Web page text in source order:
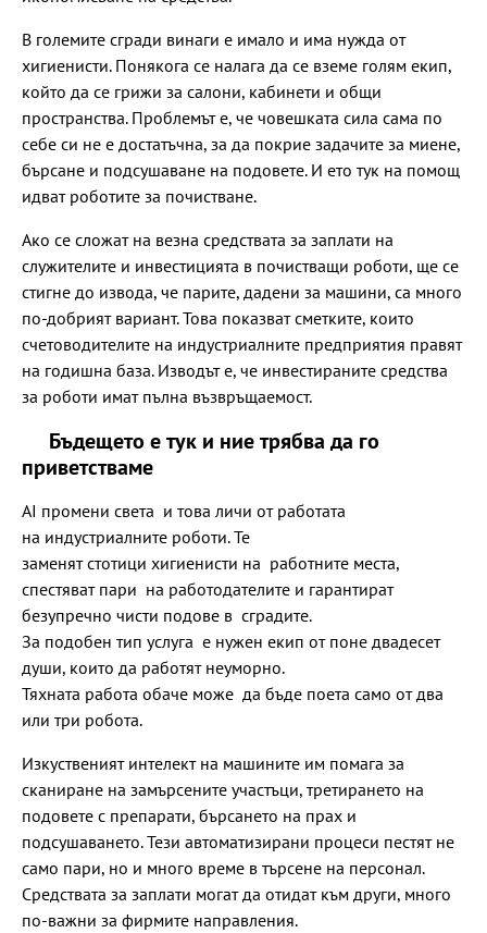
В големите сгради винаги е имало и има нужда от
хигиенисти. Понякога се налага да се вземе голям екип,
който да се грижи за салони, кабинети и общи
пространства. Проблемът е, че човешката сила сама по
себе си не е достатъчна, за да покрие задачите за миене,
бърсане и подсушаване на подовете. И ето тук на помощ
идват роботите за почистване.
Ако се сложат на везна средствата за заплати на
служителите и инвестицията в почистващи роботи, ще се
стигне до извода, че парите, дадени за машини, са много
по-добрият вариант. Това показват сметките, които
счетоводителите на индустриалните предприятия правят
на годишна база. Изводът е, че инвестираните средства
за роботи имат пълна възвръщаемост.
Бъдещето е тук и ние трябва да го
приветстваме
AI промени света и това личи от работата
на индустриалните роботи. Те
заменят стотици хигиенисти на работните места,
спестяват пари на работодателите и гарантират
безупречно чисти подове в сградите.
За подобен тип услуга е нужен екип от поне двадесет
души, които да работят неуморно.
Тяхната работа обаче може да бъде поета само от два
или три робота.
Изкуственият интелект на машините им помага за
сканиране на замърсените участъци, третирането на
подовете с препарати, бърсането на прах и
подсушаването. Тези автоматизирани процеси пестят не
само пари, но и много време в търсене на персонал.
Средствата за заплати могат да отидат към други, много
по-важни за фирмите направления.